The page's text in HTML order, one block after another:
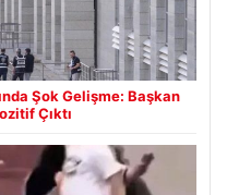
Şok Gelişme: Başkan
Çıktı